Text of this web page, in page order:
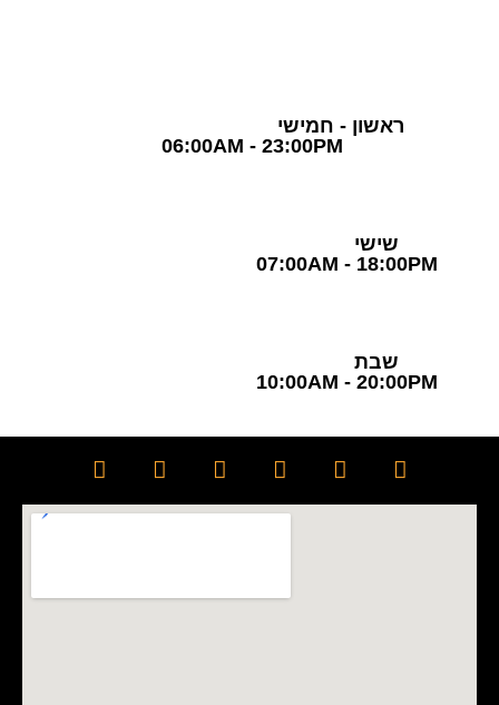
ראשון - חמישי
שישי
07:00AM - 18:00PM
שבת
10:00AM - 20:00PM